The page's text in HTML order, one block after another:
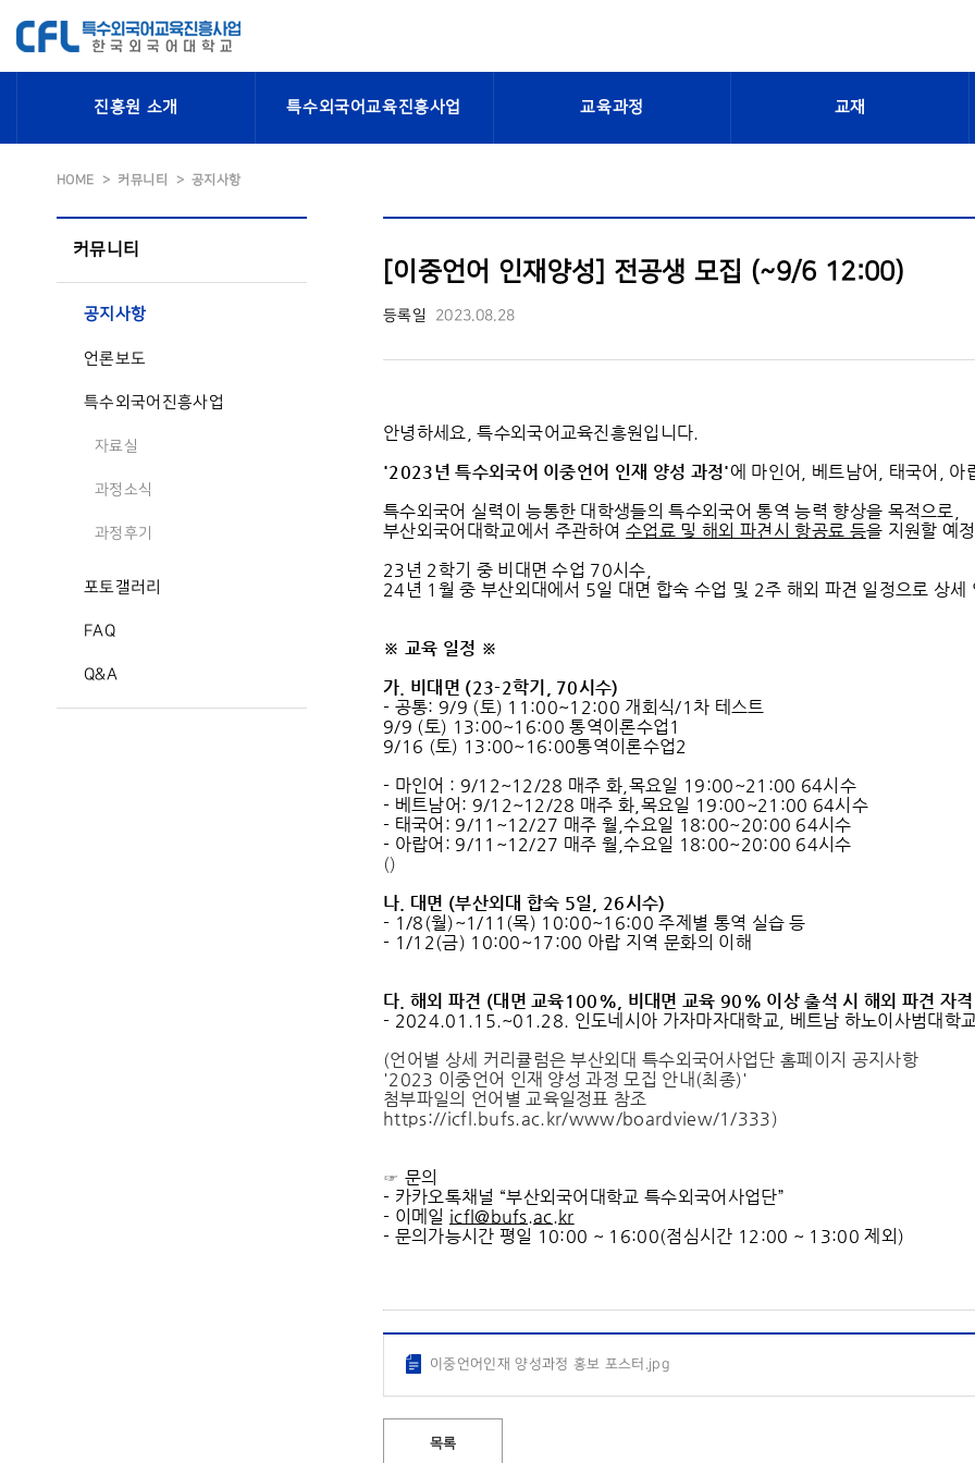
진흥원 소개 특수외국어교육진흥사업 교육과정 교재
HOME 커뮤니티 공지사항
커뮤니티
공지사항
언론보도
특수외국어진흥사업
자료실
과정소식
과정후기
포토갤러리
FAQ
Q&A
[이중언어 인재양성] 전공생 모집 (~9/6 12:00)
등록일 2023.08.28
안녕하세요, 특수외국어교육진흥원입니다.
'2023년 특수외국어 이중언어 인재 양성 과정'에 마인어, 베트남어, 태국어, 아
특수외국어 실력이 능통한 대학생들의 특수외국어 통역 능력 향상을 목적으로,
부산외국어대학교에서 주관하여수업료 및 해외 파견시 항공료 등을 지원할 예
23년 2학기 중 비대면 수업 70시수,
24년 1월 중 부산외대에서 5일 대면 합숙 수업 및 2주 해외 파견 일정으로 상세
※ 교육 일정 ※
가 비대면 (23-2학기 , 70시수)
- 공통: 9/9 (토) 11:00~12:00 개회식/1차 테스트
9/9 (토) 13:00~16:00 통역이론수업1
9/16 (토) 13:00~16:00통역이론수업2
- 마인어 : 9/12~12/28 매주 화,목요일 19:00~21:00 64시수
- 베트남어: 9/12~12/28 매주 화,목요일 19:00~21:00 64시수
- 태국어: 9/11~12/27 매주 월,수요일 18:00~20:00 64시수
- 아랍어: 9/11~12/27 매주 월,수요일 18:00~20:00 64시수
()
나 대면 (부산외대 합숙 5일 , 26시수)
- 1/8(월)~1/11(목) 10:00~16:00 주제별 통역 실습 등
- 1/12(금) 10:00~17:00 아랍 지역 문화의 이해
다 해외 파견 (대면 교육100%, 비대면 교육 90% 이상 출석 시 해외 파견 자
- 2024.01.15.~01.28. 인도네시아 가자마자대학교, 베트남 하노이사범대학
(언어별 상세 커리큘럼은 부산외대 특수외국어사업단 홈페이지 공지사항
'2023 이중언어 인재 양성 과정 모집 안내(최종)'
첨부파일의 언어별 교육일정표 참조
https://icfl.bufs.ac.kr/www/boardview/1/333)
☞ 문의
- 카카오톡채널 “부산외국어대학교 특수외국어사업단”
- 이메일 icfl@bufs.ac.kr
- 문의가능시간 평일 10:00 ~ 16:00(점심시간 12:00 ~ 13:00 제외)
이중언어인재 양성과정 홍보 포스터.jpg
목록